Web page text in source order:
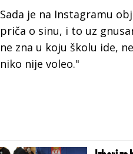
Sada je na Instagramu
priča o sinu, i to uz
ne zna u koju školu ide,
niko nije voleo."